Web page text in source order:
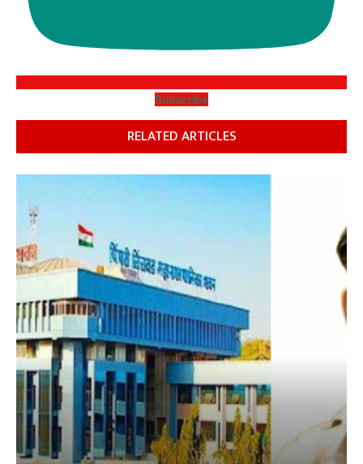
Subscribe
RELATED ARTICLES